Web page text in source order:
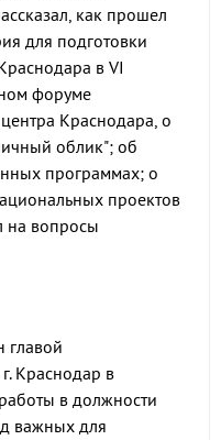
как прошел
для подготовки
в VI
форуме
Краснодара, о
облик"; об
программах; о
проектов
на вопросы
главой
Краснодар в
в должности
важных для